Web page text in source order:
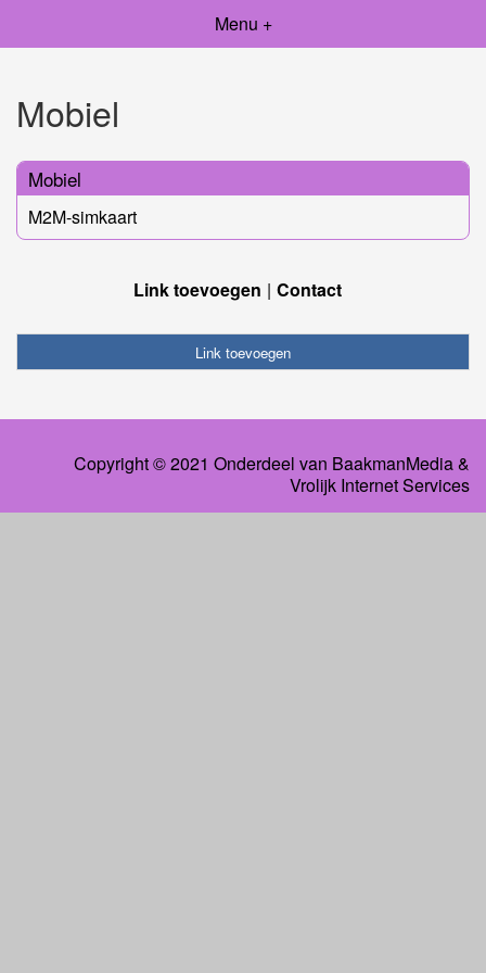
Menu +
Mobiel
Mobiel
M2M-simkaart
Link toevoegen Contact
Link toevoegen
Copyright © 2021 Onderdeel van BaakmanMedia&
Vrolijk Internet Services